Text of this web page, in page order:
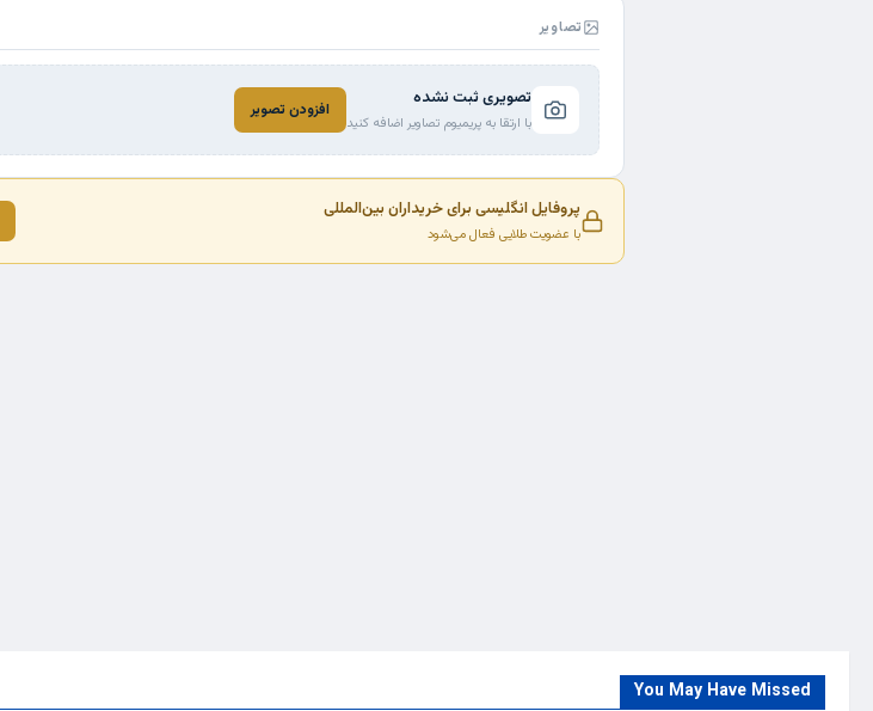
تصاویر
تصویری ثبت نشده
با ارتقا به پریمیوم تصاویر اضافه کنید
افزودن تصویر
پروفایل انگلیسی برای خریداران بین‌المللی
با عضویت طلایی فعال می‌شود
You May Have Missed